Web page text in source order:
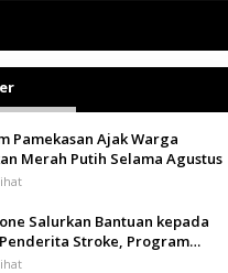
Pamekasan Ajak Warga
Merah Putih Selama Agustus
Salurkan Bantuan kepada
Stroke, Program
Masuki Hari ke-61